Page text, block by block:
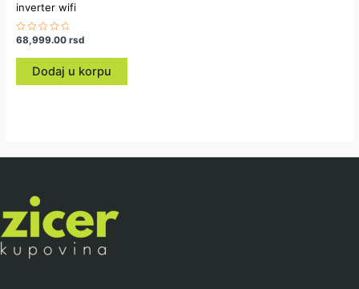
inverter wifi
Ocenjeno
0
68,999.00rsd
Dodaj u korpu